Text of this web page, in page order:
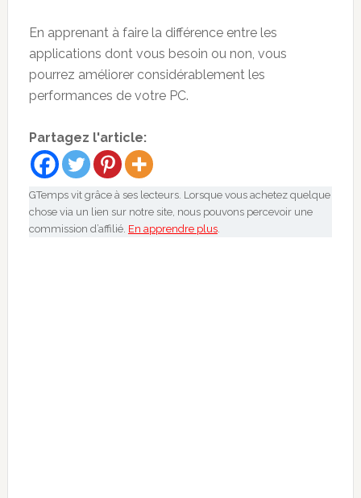
En apprenant à faire la différence entre les
applications dont vous besoin ou non, vous
pourrez améliorer considérablement les
performances de votre PC.
Partagez l'article:
GTemps vit grâce à ses lecteurs. Lorsque vous achetez quelque
chose via un lien sur notre site, nous pouvons percevoir une
commission d’affilié. En apprendre plus.